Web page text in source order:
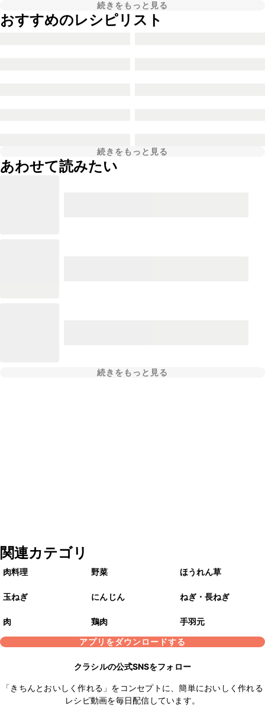
続きをもっと見る
おすすめのレシピリスト
続きをもっと見る
あわせて読みたい
続きをもっと見る
関連カテゴリ
肉料理 野菜 ほうれん草
玉ねぎ にんじん ねぎ・長ねぎ
肉 鶏肉
手羽元
アプリをダウンロードする
クラシルの公式SNSをフォロー
「きちんとおいしく作れる」をコンセプトに、簡単においしく作れる
レシピ動画を毎日配信しています。